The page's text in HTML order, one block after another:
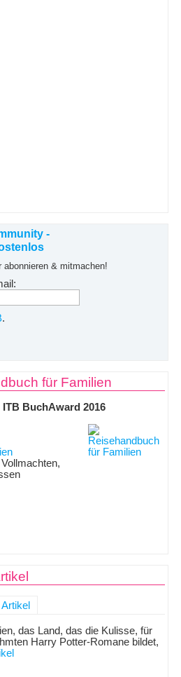
-
& mitmachen!
.
für Familien
BuchAward 2016
Artikel
das Land, das die Kulisse, für
Harry Potter-Romane bildet,